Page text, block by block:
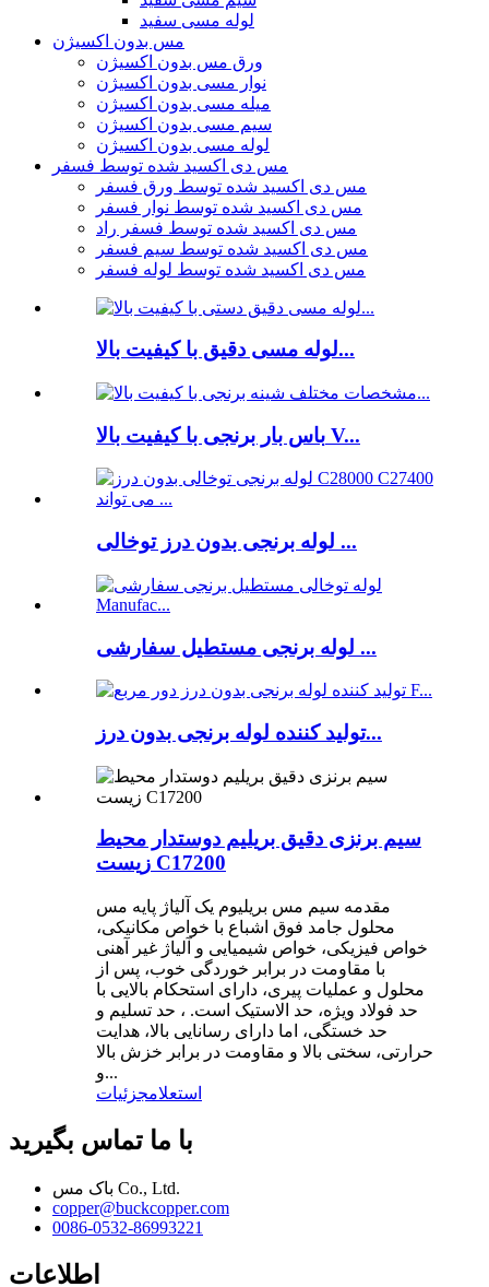
لوله مسی سفید
مس بدون اکسیژن
ورق مس بدون اکسیژن
نوار مسی بدون اکسیژن
میله مسی بدون اکسیژن
سیم مسی بدون اکسیژن
لوله مسی بدون اکسیژن
مس دی اکسید شده توسط فسفر
مس دی اکسید شده توسط ورق فسفر
مس دی اکسید شده توسط نوار فسفر
مس دی اکسید شده توسط فسفر راد
مس دی اکسید شده توسط سیم فسفر
مس دی اکسید شده توسط لوله فسفر
لوله مسی دقیق با کیفیت بالا...
باس بار برنجی با کیفیت بالا V...
لوله برنجی بدون درز توخالی ...
لوله برنجی مستطیل سفارشی ...
تولید کننده لوله برنجی بدون درز...
سیم برنزی دقیق بریلیم دوستدار محیط
زیست C17200
مقدمه سیم مس بریلیوم یک آلیاژ پایه مس
محلول جامد فوق اشباع با خواص مکانیکی،
خواص فیزیکی، خواص شیمیایی و آلیاژ غیر آهنی
با مقاومت در برابر خوردگی خوب، پس از
محلول و عملیات پیری، دارای استحکام بالایی با
حد فولاد ویژه، حد الاستیک است. ، حد تسلیم و
حد خستگی، اما دارای رسانایی بالا، هدایت
حرارتی، سختی بالا و مقاومت در برابر خزش بالا
و...
استعلامجزئیات
با ما تماس بگیرید
باک مس Co., Ltd.
copper@buckcopper.com
0086-0532-86993221
اطلاعات